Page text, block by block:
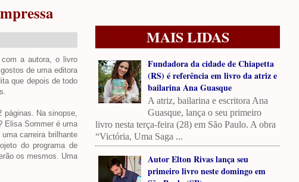
com a autora, o livro
de uma editora
que depois de todo
páginas. Na sinopse,
Elisa Sommer é uma
carreira brilhante
do programa de
os mesmos. Uma
MAIS LIDAS
Fundadora da cidade de Chiapetta
(RS) é referência em livro da atriz e
bailarina Ana Guasque
A atriz, bailarina e escritora Ana
Guasque, lança o seu primeiro
livro nesta terça-feira (28) em São Paulo. A obra
“Victória, Uma Saga ...
Autor Elton Rivas lança seu
primeiro livro neste domingo em